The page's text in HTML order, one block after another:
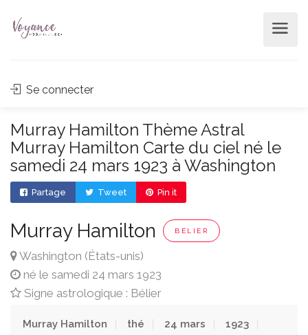
Se connecter
Murray Hamilton Thème Astral
Murray Hamilton Carte du ciel né le
samedi 24 mars 1923 à Washington
Partage Tweet Pin it
Murray Hamilton BÉLIER
Washington (États-unis)
né le samedi 24 mars 1923
Signe astrologique : Bélier
Murray Hamilton thé 24 mars
1923